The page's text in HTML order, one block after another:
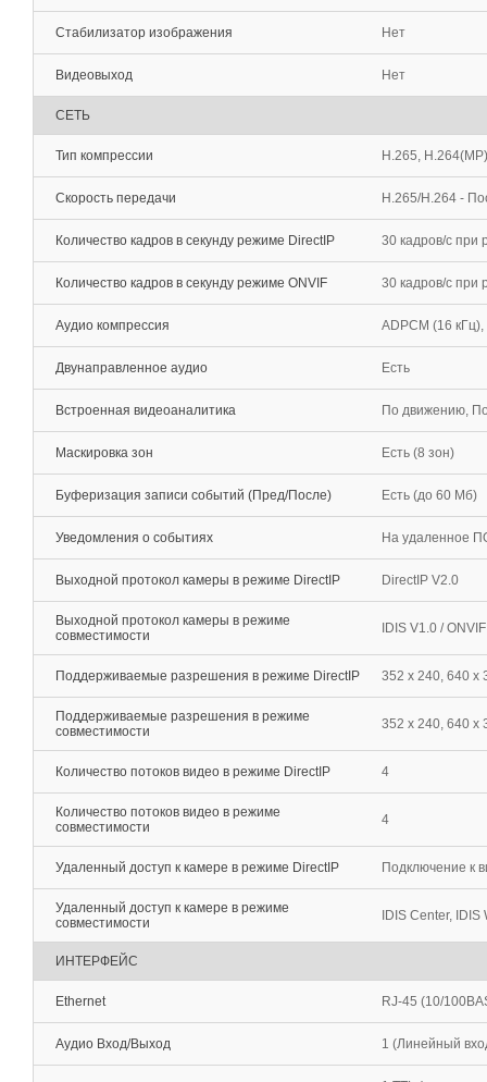
Стабилизатор изображения Нет
Видеовыход Нет
СЕТЬ
Тип компрессии H.265,
Скорость передачи H.265/H.264 -
Количество кадров в секунду режиме DirectIP 30 кадров/с при
Количество кадров в секунду режиме ONVIF 30 кадров/c при
Аудио компрессия ADPCM (16
Двунаправленное аудио Есть
Встроенная видеоаналитика По движению,
Маскировка зон Есть (8 зон)
Буферизация записи событий (Пред/После) Есть (до 60 Мб)
Уведомления о событиях На удаленное
Выходной протокол камеры в режиме DirectIP DirectIP V2.0
Выходной протокол камеры в режиме
совместимости
IDIS V1.0 /
Поддерживаемые разрешения в режиме DirectIP 352 x 240, 640 x
Поддерживаемые разрешения в режиме
совместимости
352 x 240, 640 х
Количество потоков видео в режиме DirectIP 4
Количество потоков видео в режиме
совместимости
4
Удаленный доступ к камере в режиме DirectIP Подключение к
Удаленный доступ к камере в режиме
совместимости
IDIS Center,
ИНТЕРФЕЙС
Ethernet RJ-45 (10/
Аудио Вход/Выход 1 (Линейный